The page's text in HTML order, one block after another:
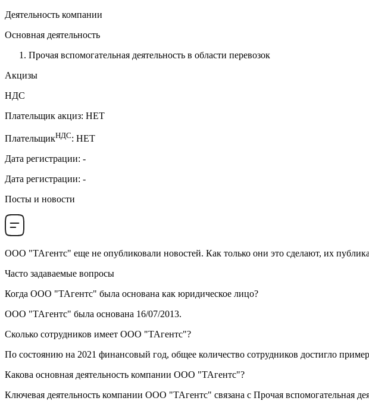
Деятельность компании
Основная деятельность
Прочая вспомогательная деятельность в области перевозок
Акцизы
НДС
Плательщик акциз: НЕТ
ПлательщикНДС: НЕТ
Дата регистрации: -
Дата регистрации: -
Посты и новости
ООО "ТАгентс" еще не опубликовали новостей. Как только они это сделают, их
Часто задаваемые вопросы
Когда ООО "ТАгентс" была основана как юридическое лицо?
ООО "ТАгентс" была основана 16/07/2013.
Сколько сотрудников имеет ООО "ТАгентс"?
По состоянию на 2021 финансовый год, общее количество сотрудников достигло
Какова основная деятельность компании ООО "ТАгентс"?
Ключевая деятельность компании ООО "ТАгентс" связана с Прочая вспомогательная